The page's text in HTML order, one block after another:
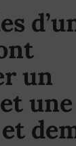
un
une